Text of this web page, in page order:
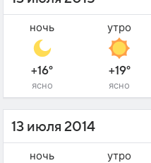
ночь
+16°
ясно
утро
+19°
ясно
13 июля 2014
ночь утро